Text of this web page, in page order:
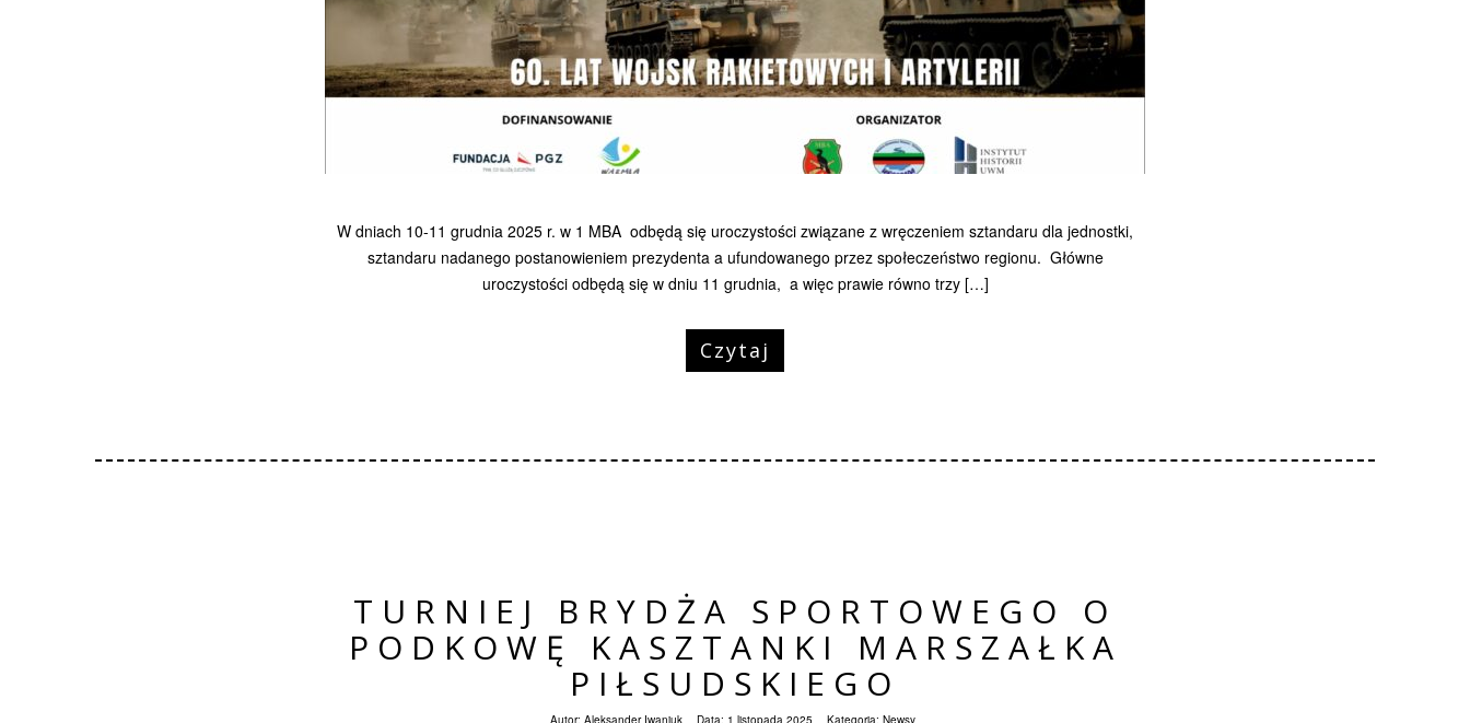
W dniach 10-11 grudnia 2025 r. w 1 MBA odbędą się uroczystości związane z wręczeniem sztandaru dla jednostki,
sztandaru nadanego postanowieniem prezydenta a ufundowanego przez społeczeństwo regionu. Główne
uroczystości odbędą się w dniu 11 grudnia, a więc prawie równo trzy […]
Czytaj
TURNIEJ BRYDŻA SPORTOWEGO O
PODKOWĘ KASZTANKI MARSZAŁKA
PIŁSUDSKIEGO
Autor: Aleksander Iwaniuk Data: 1 listopada 2025 Kategoria: Newsy